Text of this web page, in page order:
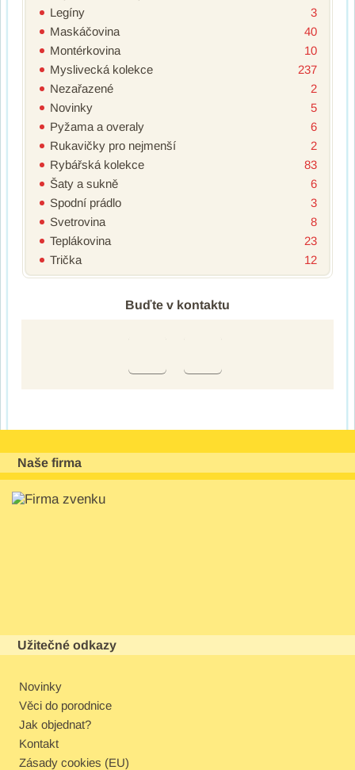
Legíny
3
Maskáčovina
40
Montérkovina
10
Myslivecká kolekce
237
Nezařazené
2
Novinky
5
Pyžama a overaly
6
Rukavičky pro nejmenší
2
Rybářská kolekce
83
Šaty a sukně
6
Spodní prádlo
3
Svetrovina
8
Teplákovina
23
Trička
12
Buďte v kontaktu
Naše firma
Užitečné odkazy
Novinky
Věci do porodnice
Jak objednat?
Kontakt
Zásady cookies (EU)